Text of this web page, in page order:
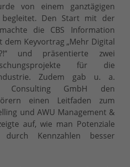
von einem ganztägigen
begleitet. Den Start mit der
die CBS Information
dem Keyvortrag „Mehr Digital
und präsentierte zwei
für die
Zudem gab u. a.
Consulting GmbH den
einen Leitfaden zum
und AWU Management &
auf, wie man Potenziale
Kennzahlen besser